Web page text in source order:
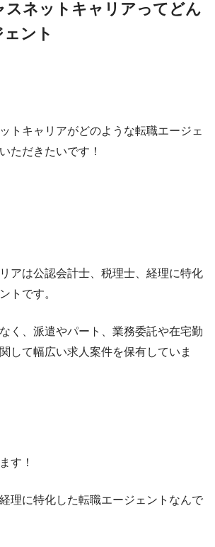
スネットキャリアってどん
ント
トキャリアがどのような転職エージェ
ただきたいです！
アは公認会計士、税理士、経理に特化
ト です。
く、派遣やパート、業務委託や在宅勤
して幅広い求人案件を保有していま
す！
理に特化した転職エージェントなんで